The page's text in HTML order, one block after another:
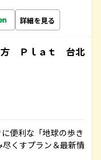
詳細を見る
方 Ｐｌａｔ 台北
便利な「地球の歩き
くすプラン＆最新情